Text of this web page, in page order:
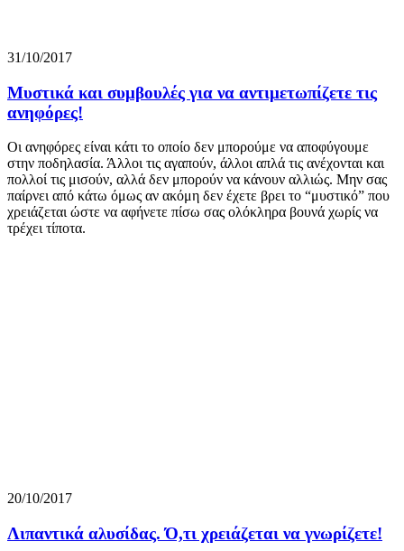
31/10/2017
Μυστικά και συμβουλές για να αντιμετωπίζετε τις
ανηφόρες!
Οι ανηφόρες είναι κάτι το οποίο δεν μπορούμε να αποφύγουμε
στην ποδηλασία. Άλλοι τις αγαπούν, άλλοι απλά τις ανέχονται και
πολλοί τις μισούν, αλλά δεν μπορούν να κάνουν αλλιώς. Μην σας
παίρνει από κάτω όμως αν ακόμη δεν έχετε βρει το “μυστικό” που
χρειάζεται ώστε να αφήνετε πίσω σας ολόκληρα βουνά χωρίς να
τρέχει τίποτα.
20/10/2017
Λιπαντικά αλυσίδας. Ό,τι χρειάζεται να γνωρίζετε!